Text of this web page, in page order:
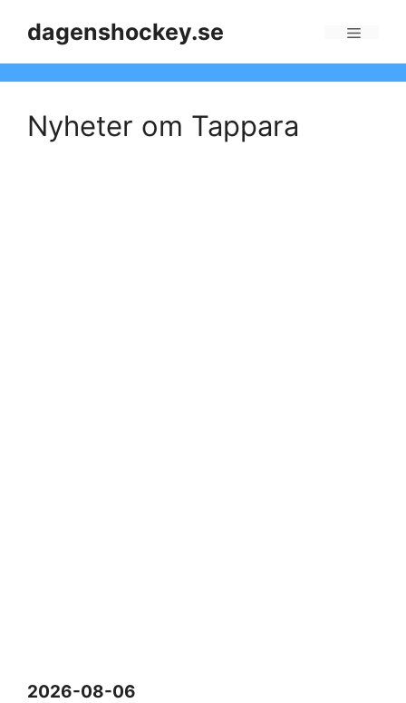
dagenshockey.se
Nyheter om Tappara
2026-08-06